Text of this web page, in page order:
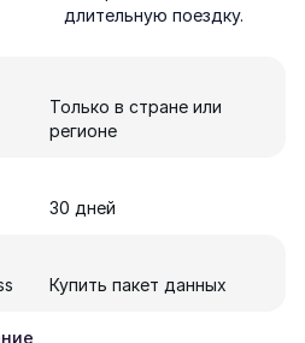
длительную поездку.
Только в стране или
регионе
30 дней
Купить пакет данных